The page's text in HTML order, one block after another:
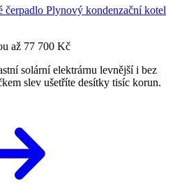
čerpadlo Plynový kondenzační kotel
až 77 700 Kč
solární elektrárnu levnější i bez
slev ušetříte desítky tisíc korun.